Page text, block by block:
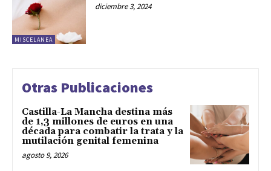
MISCELANEA
diciembre 3, 2024
Otras Publicaciones
Castilla-La Mancha destina más
de 1,3 millones de euros en una
década para combatir la trata y la
mutilación genital femenina
agosto 9, 2026